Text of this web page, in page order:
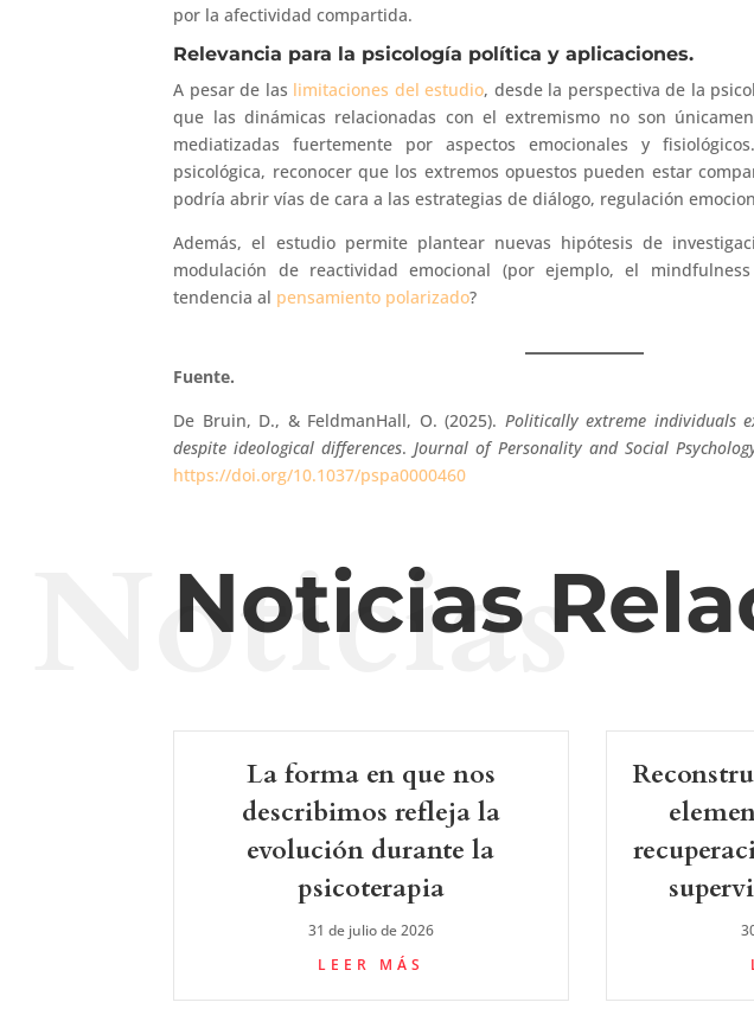
por la afectividad compartida.
Relevancia para la psicología política y aplicaciones.
A pesar de las limitaciones del estudio, desde la perspectiva de la
que las dinámicas relacionadas con el extremismo no son
mediatizadas fuertemente por aspectos emocionales y
psicológica, reconocer que los extremos opuestos pueden estar
podría abrir vías de cara a las estrategias de diálogo, regulación
Además, el estudio permite plantear nuevas hipótesis de
modulación de reactividad emocional (por ejemplo, el
tendencia al pensamiento polarizado?
Fuente.
De Bruin, D., & FeldmanHall, O. (2025). Politically extreme individuals
despite ideological differences.Journal of Personality and Social
https://doi.org/10.1037/pspa0000460
Noticias
Noticias
La forma en que nos
describimos refleja la
evolución durante la
psicoterapia
31 de julio de 2026
LEER MÁS